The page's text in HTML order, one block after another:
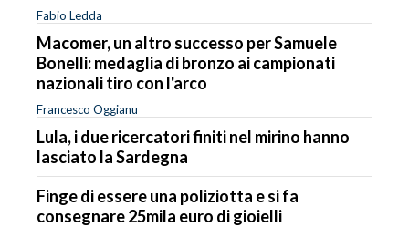
Fabio Ledda
Macomer, un altro successo per Samuele
Bonelli: medaglia di bronzo ai campionati
nazionali tiro con l'arco
Francesco Oggianu
Lula, i due ricercatori finiti nel mirino hanno
lasciato la Sardegna
Finge di essere una poliziotta e si fa
consegnare 25mila euro di gioielli